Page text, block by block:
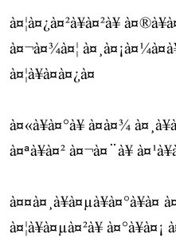
à¤¦à¤¿à¤²à¥à¤²à¥
à¤¬à¤¾à¤¦
à¤¦à¥à¤à¤¿à¤
à¤«à¥à¤°à¥ à¤à¤¾
à¤ªà¥à¤² à¤¬à¤¨à¥
à¤¤à¤¸à¥à¤µà¥à¤°à¥à¤
à¤¦à¥à¤µà¤²à¥ à¤°à¥à¤¡